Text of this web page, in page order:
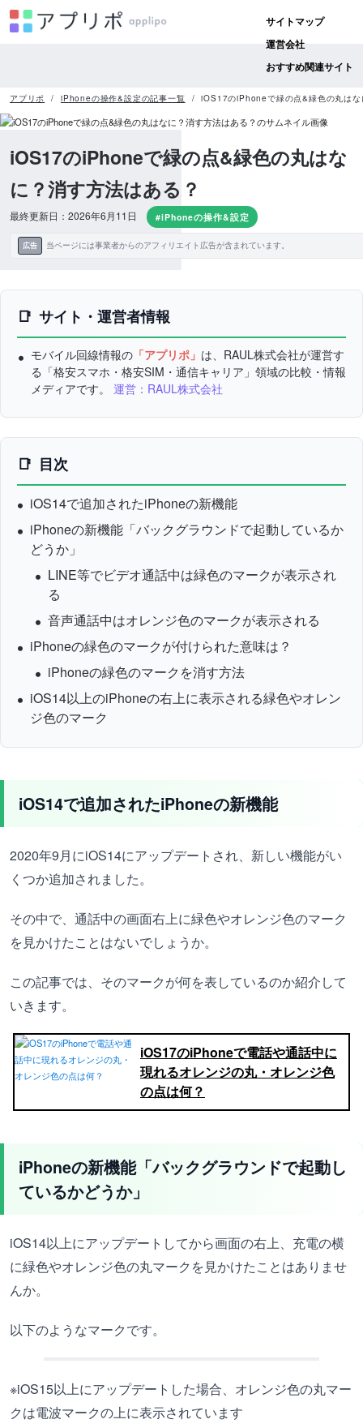
サイトマップ
運営会社
おすすめ関連サイト
アプリポ iPhoneの操作&設定の記事一覧 iOS17のiPhoneで緑の点&緑色の丸はな
iOS17のiPhoneで緑の点&緑色の丸はな
に？消す方法はある？
最終更新日：2026年6月11日 #iPhoneの操作&設定
広告 当ページには事業者からのアフィリエイト広告が含まれています。
サイト・運営者情報
モバイル回線情報の 「アプリポ」 は、RAUL株式会社が運営す
る「格安スマホ・格安SIM・通信キャリア」領域の比較・情報
メディアです。 運営：RAUL株式会社
目次
iOS14で追加されたiPhoneの新機能
iPhoneの新機能「バックグラウンドで起動しているか
どうか」
LINE等でビデオ通話中は緑色のマークが表示され
る
音声通話中はオレンジ色のマークが表示される
iPhoneの緑色のマークが付けられた意味は？
iPhoneの緑色のマークを消す方法
iOS14以上のiPhoneの右上に表示される緑色やオレン
ジ色のマーク
iOS14で追加されたiPhoneの新機能
2020年9月にiOS14にアップデートされ、新しい機能がい
くつか追加されました。
その中で、通話中の画面右上に緑色やオレンジ色のマーク
を見かけたことはないでしょうか。
この記事では、そのマークが何を表しているのか紹介して
いきます。
iOS17のiPhoneで電話や通話中に
現れるオレンジの丸・オレンジ色
の点は何？
iPhoneの新機能「バックグラウンドで起動し
ているかどうか」
iOS14以上にアップデートしてから画面の右上、充電の横
に緑色やオレンジ色の丸マークを見かけたことはありませ
んか。
以下のようなマークです。
※iOS15以上にアップデートした場合、オレンジ色の丸マー
クは電波マークの上に表示されています